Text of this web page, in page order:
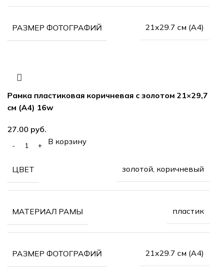
РАЗМЕР ФОТОГРАФИЙ 21х29.7 см (А4)
Рамка пластиковая коричневая с золотом 21×29,7
см (А4) 16w
руб.
В корзину
ЦВЕТ золотой, коричневый
МАТЕРИАЛ РАМЫ пластик
РАЗМЕР ФОТОГРАФИЙ 21х29.7 см (А4)